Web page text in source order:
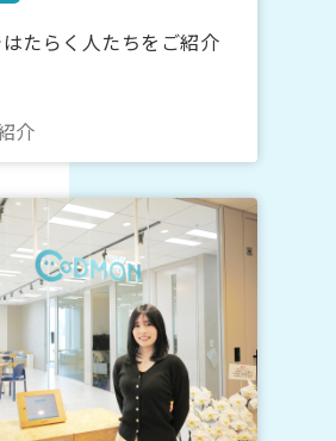
たらく人たちをご紹介
介